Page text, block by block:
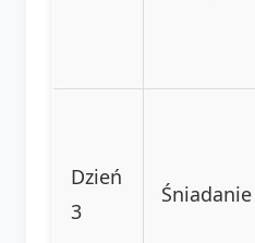
Dzień
3
Śniadanie